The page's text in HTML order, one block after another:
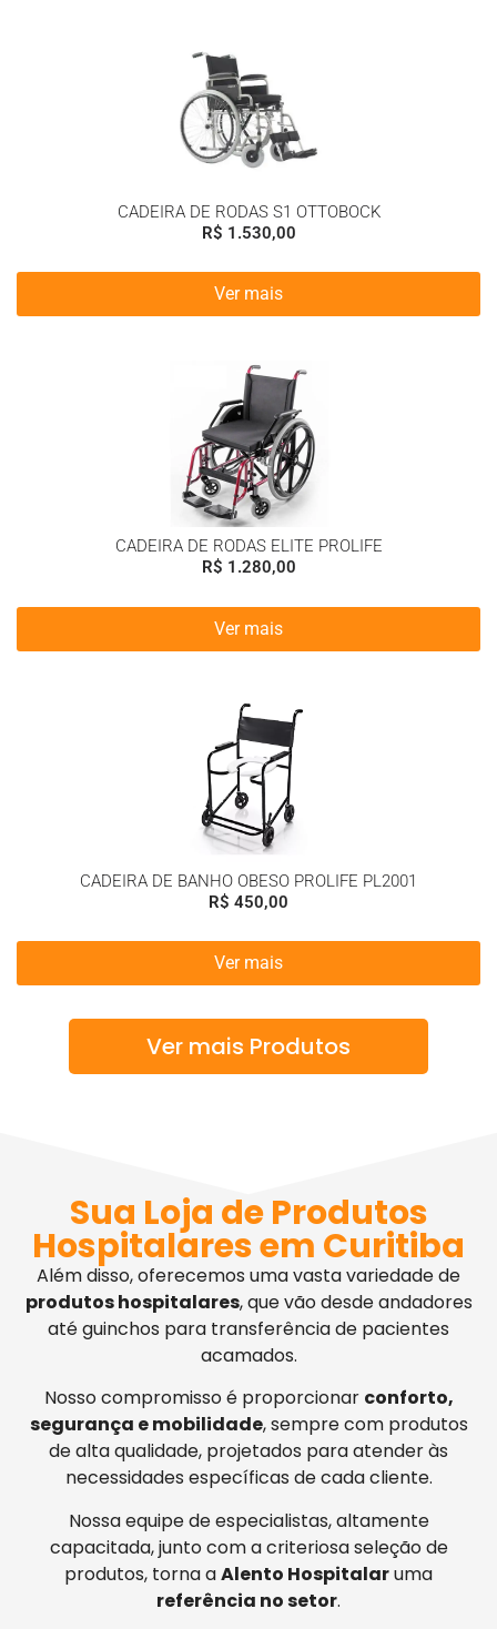
CADEIRA DE RODAS S1 OTTOBOCK
R$ 1.530,00
Ver mais
CADEIRA DE RODAS ELITE PROLIFE
R$ 1.280,00
Ver mais
CADEIRA DE BANHO OBESO PROLIFE PL2001
R$ 450,00
Ver mais
Ver mais Produtos
Sua Loja de Produtos
Hospitalares em Curitiba
Além disso, oferecemos uma vasta variedade de
produtos hospitalares, que vão desde andadores
até guinchos para transferência de pacientes
acamados.
Nosso compromisso é proporcionar conforto,
segurança e mobilidade, sempre com produtos
de alta qualidade, projetados para atender às
necessidades específicas de cada cliente.
Nossa equipe de especialistas, altamente
capacitada, junto com a criteriosa seleção de
produtos, torna aAlento Hospitalaruma
referência no setor.